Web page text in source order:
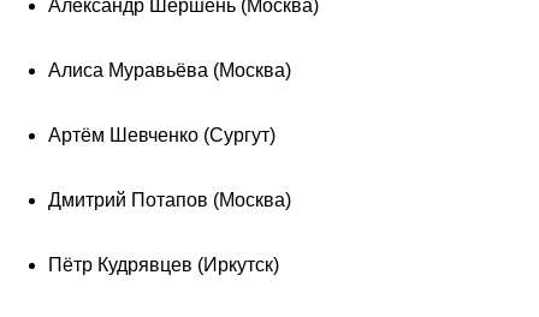
Александр Шершень (Москва)
Алиса Муравьёва (Москва)
Артём Шевченко (Сургут)
Дмитрий Потапов (Москва)
Пётр Кудрявцев (Иркутск)